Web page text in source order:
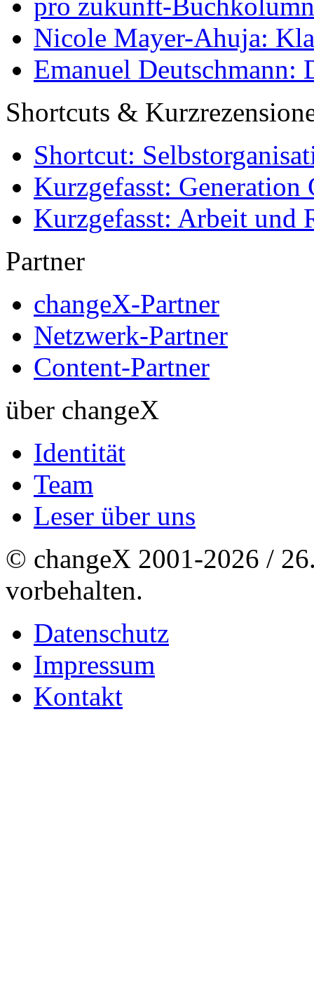
pro zukunft-
Nicole Mayer-Ahuja:
Emanuel Deutschmann:
Shortcuts &
Shortcut:
Kurzgefasst: Generation
Kurzgefasst: Arbeit und
Partner
changeX-Partner
Netzwerk-Partner
Content-Partner
über changeX
Identität
Team
Leser über uns
© changeX 2001-2026 /
vorbehalten.
Datenschutz
Impressum
Kontakt